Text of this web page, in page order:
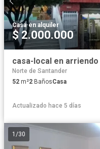
Casa·en alquiler
$ 2.000.000
casa-local en
Norte de Santander
52 m²2 BañosCasa
Actualizado hace 5 días
1 /30